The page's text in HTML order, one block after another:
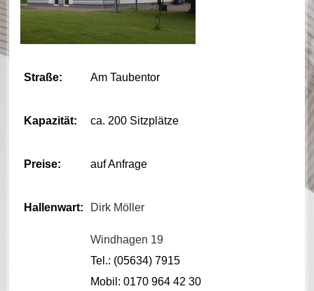
Straße: Am Taubentor
Kapazität: ca. 200 Sitzplätze
Preise: auf Anfrage
Hallenwart: Dirk Möller
Windhagen 19
Tel.: (05634) 7915
Mobil: 0170 964 42 30